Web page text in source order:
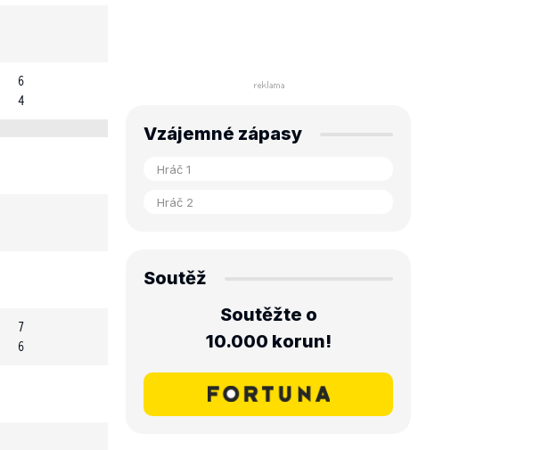
6
4
7
6
Vzájemné zápasy
Soutěž
Soutěžte o
10.000 korun!